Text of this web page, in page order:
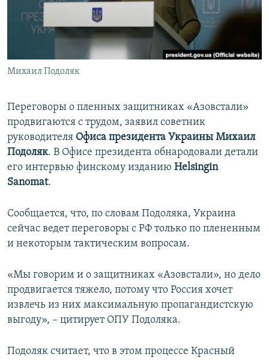
ПОБЕДИТЕЛЕЙ НЕ СУДЯТ?
КРЫМ.НЕПОКОРЕННЫЙ
УКРАИНСКАЯ ПРОБЛЕМА КРЫМА
ПРИСОЕДИНЯЙТЕСЬ!
Михаил Подоляк
Переговоры о пленных защитниках «Азовстали»
продвигаются с трудом, заявил советник
руководителя Офиса президента Украины Михаил
Подоляк. В Офисе президента обнародовали детали
его интервью финскому изданию Helsingin
Sanomat.
Сообщается, что, по словам Подоляка, Украина
сейчас ведет переговоры с РФ только по плененным
и некоторым тактическим вопросам.
«Мы говорим и о защитниках «Азовстали», но дело
продвигается тяжело, потому что Россия хочет
извлечь из них максимальную пропагандистскую
выгоду», – цитирует ОПУ Подоляка.
Подоляк считает, что в этом процессе Красный